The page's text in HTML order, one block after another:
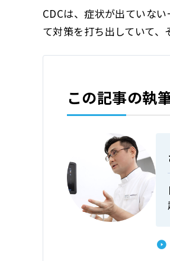
CDCは、症状が出ていな
て対策を打ち出していて、
この記事の執